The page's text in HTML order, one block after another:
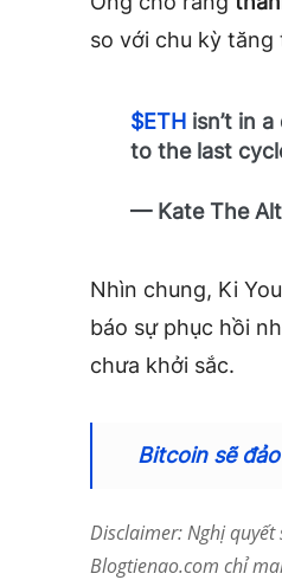
so với chu kỳ
$ETH isn’t in
to the last
— Kate The
Nhìn chung, Ki
báo sự phục hồi
chưa khởi sắc.
Bitcoin sẽ
Disclaimer: Nghị
Blogtienao.com chỉ